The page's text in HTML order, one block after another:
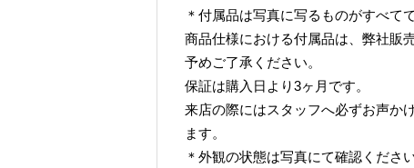
＊付属品は写真に写るものがすべてで
商品仕様における付属品は、弊社販
予めご了承ください。
保証は購入日より3ヶ月です。
来店の際にはスタッフへ必ずお声か
ます。
＊外観の状態は写真にて確認ください